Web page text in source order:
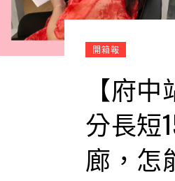
開箱報
【府
分長短
廊，怎